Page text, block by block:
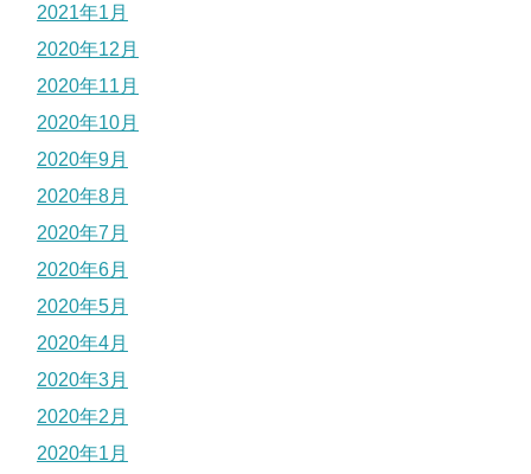
2021年1月
2020年12月
2020年11月
2020年10月
2020年9月
2020年8月
2020年7月
2020年6月
2020年5月
2020年4月
2020年3月
2020年2月
2020年1月